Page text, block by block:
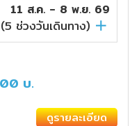
11 ส.ค. - 8 พ.ย. 69
(5 ช่วงวันเดินทาง)
บ.
ดูรายละเอียด